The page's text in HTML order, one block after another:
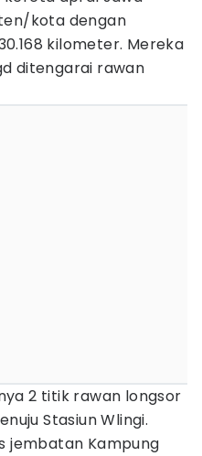
kota dengan
kilometer. Mereka
ditengarai rawan
2 titik rawan longsor
Stasiun Wlingi.
jembatan Kampung